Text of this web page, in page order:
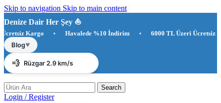
Skip to navigation Skip to main content
Denize Dair Her Şey ⛵️
Kargo • Havalede %10 İndirim • 6000 TL Üzeri Ücretsiz
Blog▼
☀️ Antalya 27°C
💨 Rüzgar 2.9 km/s
💧 Nem %86
Search
Login / Register